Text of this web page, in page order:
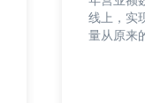
线上，实
量从原来